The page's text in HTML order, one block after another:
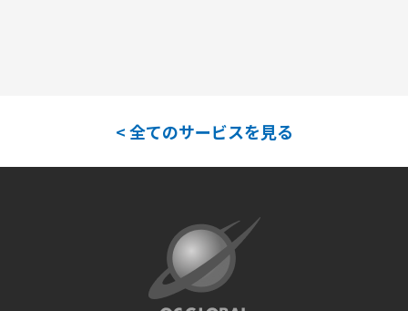
< 全てのサービスを見る